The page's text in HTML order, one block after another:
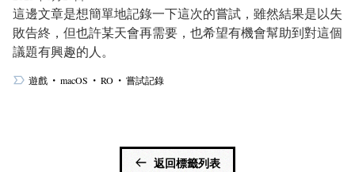
這邊文章是想簡單地記錄一下這次的嘗試，雖然結果是以失
敗告終，但也許某天會再需要，也希望有機會幫助到對這個
議題有興趣的人。
遊戲 ・ macOS ・ RO ・ 嘗試記錄
返回標籤列表